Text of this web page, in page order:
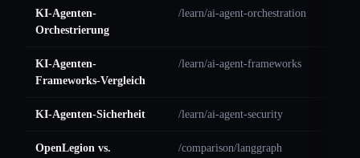
KI-Agenten-
Orchestrierung
/learn/ai-agent-orchestration
KI-Agenten-
Frameworks-Vergleich
/learn/ai-agent-frameworks
KI-Agenten-Sicherheit /learn/ai-agent-security
OpenLegion vs.
/comparison/langgraph